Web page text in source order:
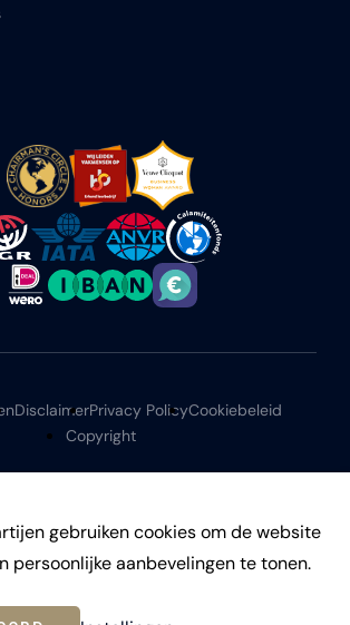
gebruiken cookies om de website
persoonlijke aanbevelingen te tonen.
DisclaimerPrivacy PolicyCookiebeleid
Copyright